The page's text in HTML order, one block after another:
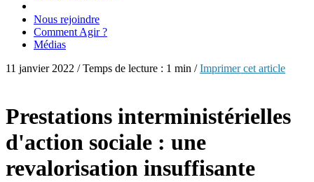
Nous rejoindre
Comment Agir ?
Médias
11 janvier 2022 / Temps de lecture : 1 min /Imprimer cet article
Prestations interministérielles
d'action sociale : une
revalorisation insuffisante